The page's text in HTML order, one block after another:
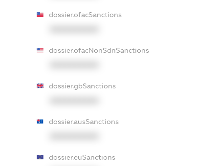
dossier.ofacSanctions
dossier.ofacNonSdnSanctions
dossier.gbSanctions
dossier.ausSanctions
dossier.euSanctions